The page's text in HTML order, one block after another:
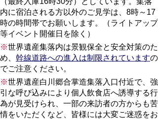
内に宿泊される方以外のご見学は、8時～17
時の時間帯でお願いします。（ライトアップ
等イベント開催日を除く）
※世界遺産集落内は景観保全と安全対策のた
め、 幹線道路への進入は制限されていますの
でご注意ください。
※世界遺産白川郷合掌造集落入口付近で、強
引な呼び込みにより個人飲食店へ誘導する行
為が見受けられ、一部の来訪者の方からも苦
情をいただくなど、皆様には大変ご迷惑をお